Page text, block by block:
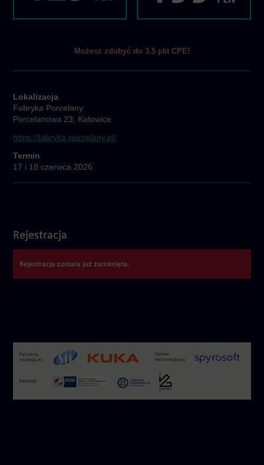
Możesz zdobyć do 3.5 pkt CPE!
Lokalizacja
Fabryka Porcelany
Porcelanowa 23, Katowice
https://fabryka-porcelany.pl/
Termin
17 i 18 czerwca 2026
Rejestracja
Rejestracja została już zamknięta.